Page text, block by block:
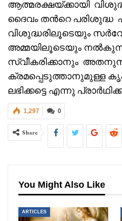
ആത്മരക്ഷയ്ക്കായി
ദൈവം തൻറെ പരിശുദ്ധ
വിശുദ്ധരിലൂടെയും
അമ്മയിലൂടെയും നൽകുന്ന
സ്വീകരിക്കാനും
ക്രമപ്പെടുത്താനുമുള്ള
ലഭിക്കട്ടെ എന്നു
0
1,297
Share
You Might Also Like
ARTICLES